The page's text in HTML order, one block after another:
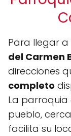
Para llegar a
del Carmen
direcciones
completo
La
pueblo,
facilita su